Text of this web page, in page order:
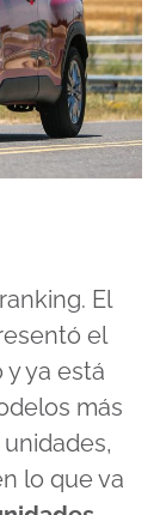
El
el
ya está
más
lo que va